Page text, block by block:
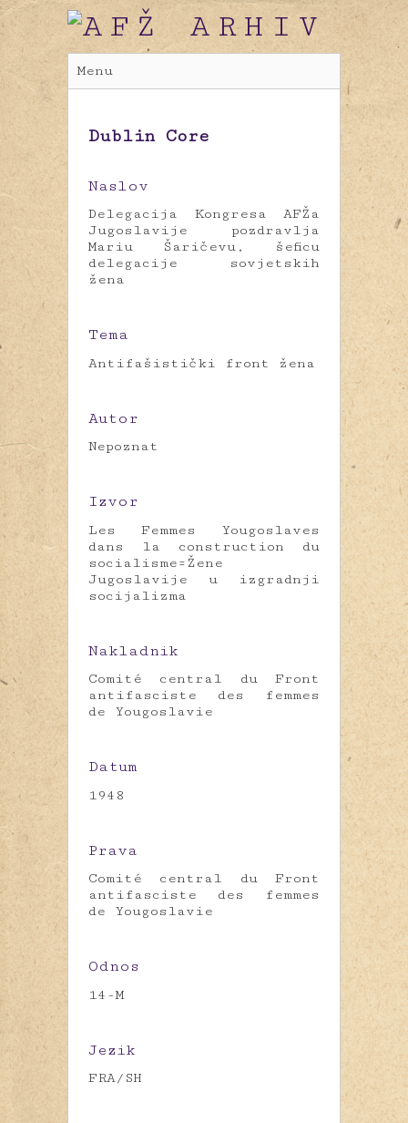
Menu
Dublin Core
Naslov
Delegacija Kongresa AFŽa
Jugoslavije pozdravlja
Mariu Šaričevu, šeficu
delegacije sovjetskih
žena
Tema
Antifašistički front žena
Autor
Nepoznat
Izvor
Les Femmes Yougoslaves
dans la construction du
socialisme=Žene
Jugoslavije u izgradnji
socijalizma
Nakladnik
Comité central du Front
antifasciste des femmes
de Yougoslavie
Datum
1948
Prava
Comité central du Front
antifasciste des femmes
de Yougoslavie
Odnos
14-M
Jezik
FRA/SH